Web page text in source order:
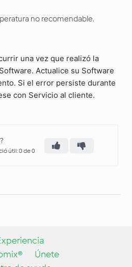
no recomendable.
una vez que realizó la
Actualice su Software
Si el error persiste durante
con Servicio al cliente.
útil: 0 de 0
Únete